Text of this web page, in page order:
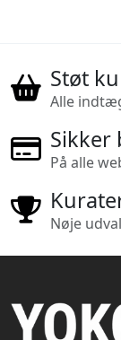
Støt
Alle
Sikker
På alle
Nøje